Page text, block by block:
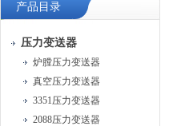
产品目录
压力变送器
炉膛压力变送器
真空压力变送器
3351压力变送器
2088压力变送器